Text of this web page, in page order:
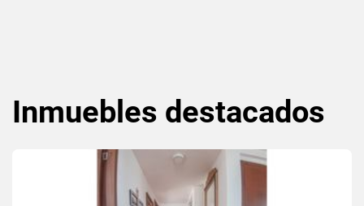
Inmuebles destacados